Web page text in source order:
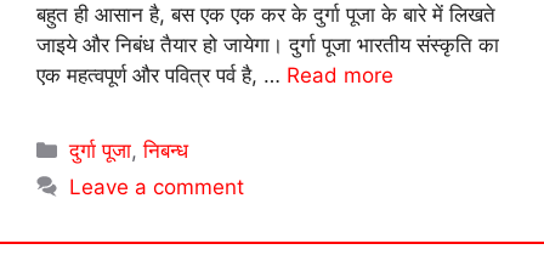
बहुत ही आसान है, बस एक एक कर के दुर्गा पूजा के बारे में लिखते
जाइये और निबंध तैयार हो जायेगा। दुर्गा पूजा भारतीय संस्कृति का
एक महत्वपूर्ण और पवित्र पर्व है, … Read more
Categories
दुर्गा पूजा,निबन्ध
Leave a comment